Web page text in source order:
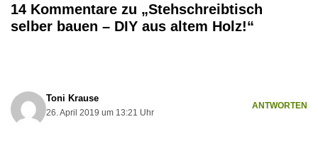
14 Kommentare zu „Stehschreibtisch
selber bauen – DIY aus altem Holz!“
Toni Krause
26. April 2019 um 13:21 Uhr
ANTWORTEN